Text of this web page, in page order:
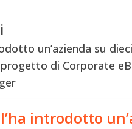
un’azienda su dieci
di Corporate
introdotto